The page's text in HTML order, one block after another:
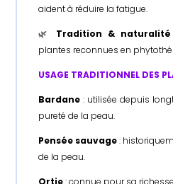
aident à réduire la fatigue.
🌿 Tradition & naturalité
plantes reconnues en
USAGE TRADITIONNEL DES
Bardane : utilisée depuis
pureté de la peau.
Pensée sauvage:
de la peau.